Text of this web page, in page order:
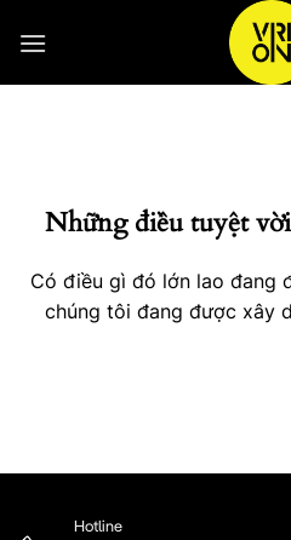
qua
Những điều tuyệt
Có điều gì đó lớn lao đang
chúng tôi đang được xây
Hotline